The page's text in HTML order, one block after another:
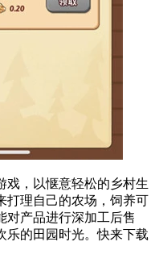
戏，以惬意轻松的乡村生
打理自己的农场，饲养可
对产品进行深加工后售
乐的田园时光。快来下载